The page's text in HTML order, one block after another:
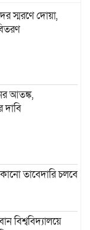
স্মরণে দোয়া,
আতঙ্ক,
দাবি
তাবেদারি চলবে
বিশ্ববিদ্যালয়ে